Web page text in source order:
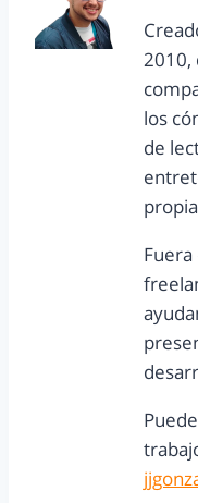
2010,
los
de